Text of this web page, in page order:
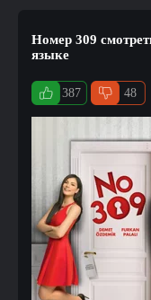
Номер 309
языке
387 48